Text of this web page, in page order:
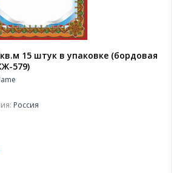
15 штук в упаковке (бордовая
579)
Россия